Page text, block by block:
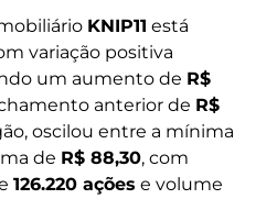
KNIP11 está
variação positiva
um aumento de R$
anterior de R$
oscilou entre a mínima
de R$ 88,30, com
126.220 ações e volume